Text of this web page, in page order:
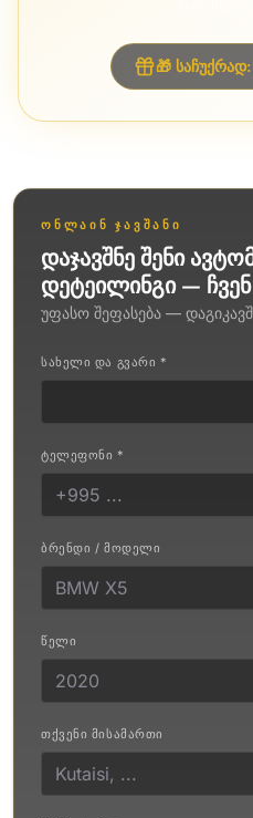
🎁
ᲝᲜᲚᲐᲘᲜ ᲯᲐᲕᲨᲐᲜᲘ
დაჯავშნე შენი
დეტეილინგი —
უფასო შეფასება —
ᲡᲐᲮᲔᲚᲘ ᲓᲐ ᲒᲕᲐᲠᲘ *
ᲢᲔᲚᲔᲤᲝᲜᲘ *
ᲑᲠᲔᲜᲓᲘ / ᲛᲝᲓᲔᲚᲘ
ᲬᲔᲚᲘ
ᲗᲥᲕᲔᲜᲘ ᲛᲘᲡᲐᲛᲐᲠᲗᲘ